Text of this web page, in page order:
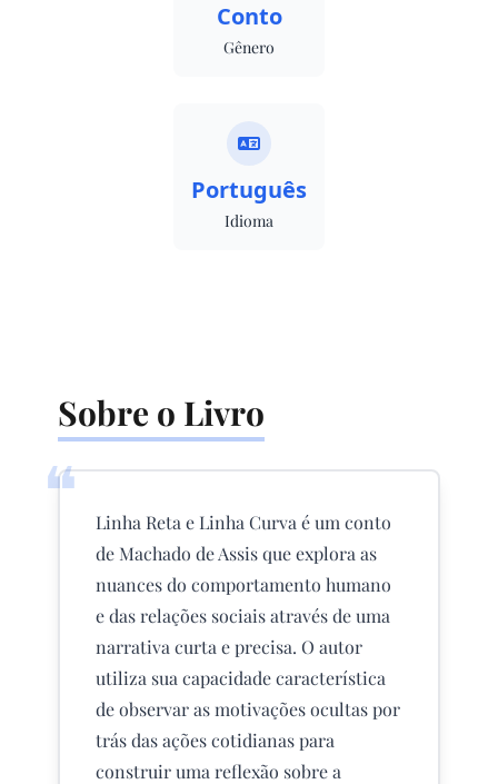
Conto
Gênero
Português
Idioma
Sobre o Livro
❝
Linha Reta e Linha Curva é um conto
de Machado de Assis que explora as
nuances do comportamento humano
e das relações sociais através de uma
narrativa curta e precisa. O autor
utiliza sua capacidade característica
de observar as motivações ocultas por
trás das ações cotidianas para
construir uma reflexão sobre a